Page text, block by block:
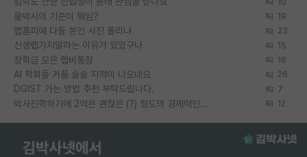
물박사의 기준이 뭐임? 19
랩홈피에 다들 본인 사진 올리냐 23
신생랩가지말라는 이유가 있었구나 15
장학금 모은 랩비통장 16
AI 학회들 거품 슬슬 지적이 나오네요 26
DGIST 가는 방법 추천 부탁드립니다. 7
박사진학하기에 2억은 괜찮은 (?) 정도의 경제력인가요 12